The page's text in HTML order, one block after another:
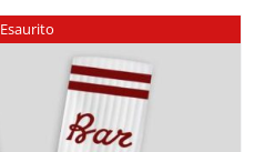
Esaurito